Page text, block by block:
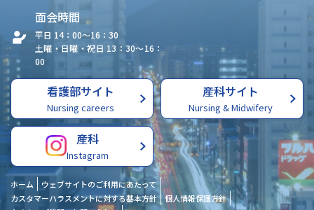
面会時間
平日 14：00〜16：30
土曜・日曜・祝日 13：30〜16：
00
看護部サイト
Nursing careers
産科サイト
Nursing & Midwifery
産科
Instagram
ホーム
ウェブサイトのご利用にあたって
カスタマーハラスメントに対する基本方針
個人情報保護方針